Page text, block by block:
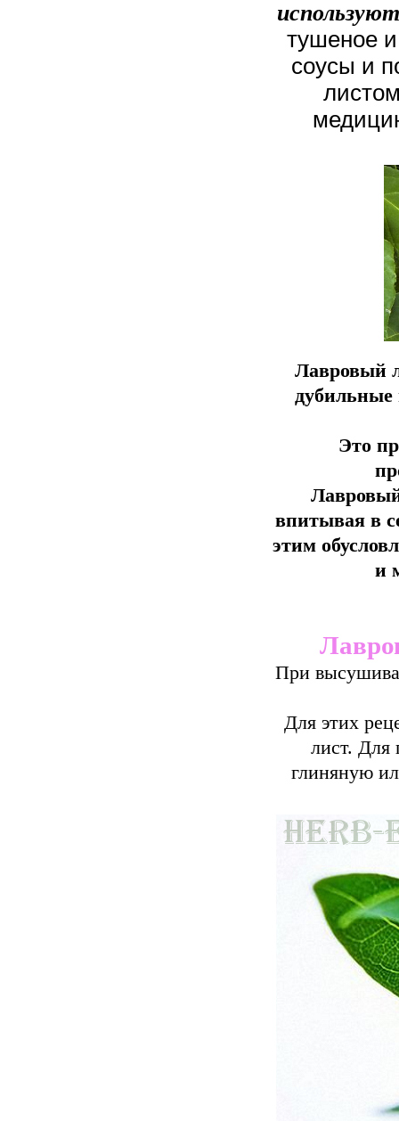
тушеное
соусы и
Лавровый
дубильные
Это
впитывая в
этим
и
При
Для этих
лист. Для
глиняную